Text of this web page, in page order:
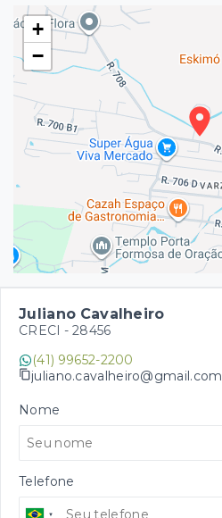
+
−
Juliano Cavalheiro
CRECI - 28456
(41) 99652-2200
juliano.cavalheiro@gmail.com
Nome
Telefone